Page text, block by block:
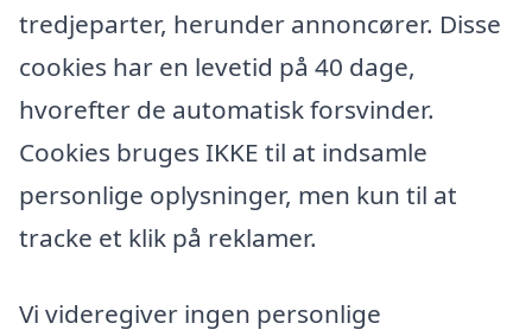
tredjeparter, herunder annoncører. Disse
cookies har en levetid på 40 dage,
hvorefter de automatisk forsvinder.
Cookies bruges IKKE til at indsamle
personlige oplysninger, men kun til at
tracke et klik på reklamer.
Vi videregiver ingen personlige